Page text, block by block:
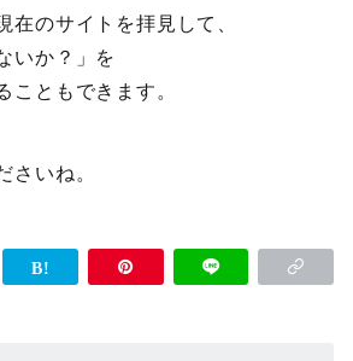
在のサイトを拝見して、
いか？」を
こともできます。
さいね。